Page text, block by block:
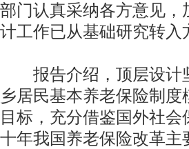
部门认真采纳各方意见
计工作已从基础研究转入
报告介绍，顶层设计
乡居民基本养老保险制度
目标，充分借鉴国外社
十年我国养老保险改革